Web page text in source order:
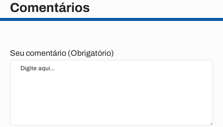
Comentários
Seu comentário (Obrigatório)